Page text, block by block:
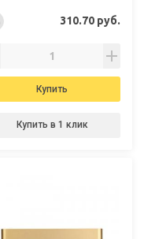
310.70 руб.
Купить
Купить в 1 клик